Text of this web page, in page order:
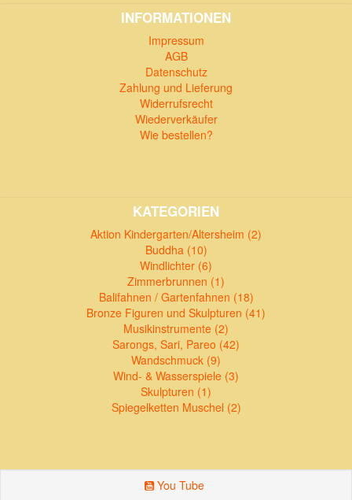
INFORMATIONEN
Impressum
AGB
Datenschutz
Zahlung und Lieferung
Widerrufsrecht
Wiederverkäufer
Wie bestellen?
KATEGORIEN
Aktion Kindergarten/Altersheim (2)
Buddha (10)
Windlichter (6)
Zimmerbrunnen (1)
Balifahnen / Gartenfahnen (18)
Bronze Figuren und Skulpturen (41)
Musikinstrumente (2)
Sarongs, Sari, Pareo (42)
Wandschmuck (9)
Wind- & Wasserspiele (3)
Skulpturen (1)
Spiegelketten Muschel (2)
You Tube